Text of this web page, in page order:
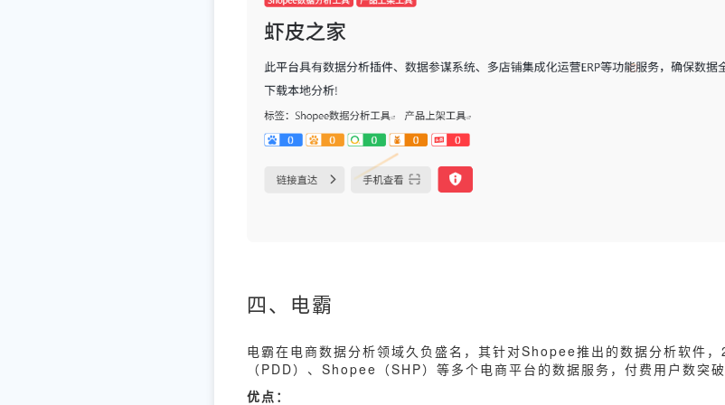
四、电霸
电霸在电商数据分析领域久负盛名，其针对Shopee推出的数据分析软件
（PDD）、Shopee（SHP）等多个电商平台的数据服务，付费用户数突
优点：